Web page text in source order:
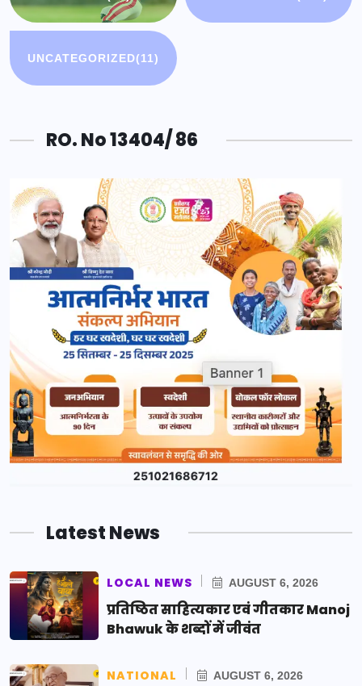
UNCATEGORIZED(11)
RO. No 13404/ 86
Latest News
LOCAL NEWS AUGUST 6, 2026
प्रतिष्ठित साहित्यकार एवं गीतकार Manoj
Bhawuk के शब्दों में जीवंत
NATIONAL AUGUST 6, 2026